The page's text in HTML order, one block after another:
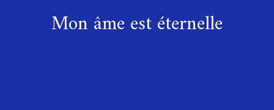
Mon âme est éternelle